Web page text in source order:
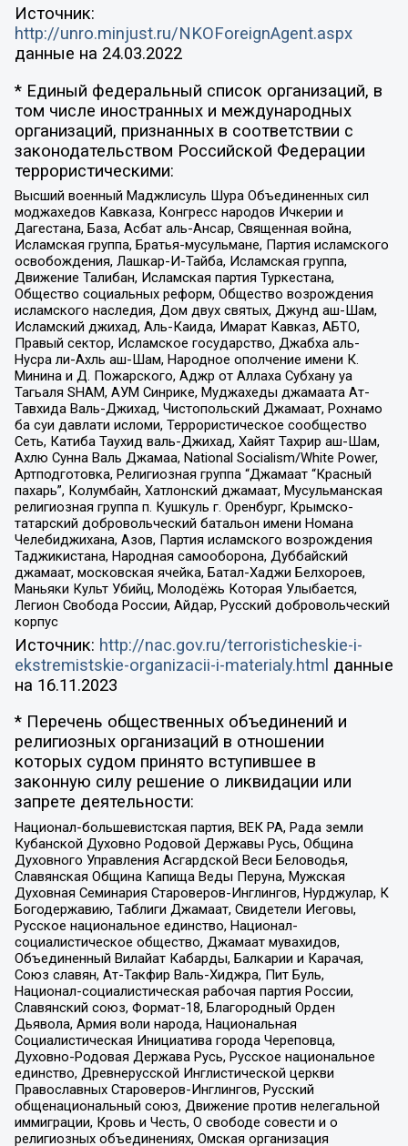
Источник:
http://unro.minjust.ru/NKOForeignAgent.aspx
данные на 24.03.2022
* Единый федеральный список организаций, в
том числе иностранных и международных
организаций, признанных в соответствии с
законодательством Российской Федерации
террористическими:
Высший военный Маджлисуль Шура Объединенных сил
моджахедов Кавказа, Конгресс народов Ичкерии и
Дагестана, База, Асбат аль-Ансар, Священная война,
Исламская группа, Братья-мусульмане, Партия исламского
освобождения, Лашкар-И-Тайба, Исламская группа,
Движение Талибан, Исламская партия Туркестана,
Общество социальных реформ, Общество возрождения
исламского наследия, Дом двух святых, Джунд аш-Шам,
Исламский джихад, Аль-Каида, Имарат Кавказ, АБТО,
Правый сектор, Исламское государство, Джабха аль-
Нусра ли-Ахль аш-Шам, Народное ополчение имени К.
Минина и Д. Пожарского, Аджр от Аллаха Субхану уа
Тагьаля SHAM, АУМ Синрике, Муджахеды джамаата Ат-
Тавхида Валь-Джихад, Чистопольский Джамаат, Рохнамо
ба суи давлати исломи, Террористическое сообщество
Сеть, Катиба Таухид валь-Джихад, Хайят Тахрир аш-Шам,
Ахлю Сунна Валь Джамаа, National Socialism/White Power,
Артподготовка, Религиозная группа “Джамаат “Красный
пахарь”, Колумбайн, Хатлонский джамаат, Мусульманская
религиозная группа п. Кушкуль г. Оренбург, Крымско-
татарский добровольческий батальон имени Номана
Челебиджихана, Азов, Партия исламского возрождения
Таджикистана, Народная самооборона, Дуббайский
джамаат, московская ячейка, Батал-Хаджи Белхороев,
Маньяки Культ Убийц, Молодёжь Которая Улыбается,
Легион Свобода России, Айдар, Русский добровольческий
корпус
Источник: http://nac.gov.ru/terroristicheskie-i-
ekstremistskie-organizacii-i-materialy.html данные
на 16.11.2023
* Перечень общественных объединений и
религиозных организаций в отношении
которых судом принято вступившее в
законную силу решение о ликвидации или
запрете деятельности:
Национал-большевистская партия, ВЕК РА, Рада земли
Кубанской Духовно Родовой Державы Русь, Община
Духовного Управления Асгардской Веси Беловодья,
Славянская Община Капища Веды Перуна, Мужская
Духовная Семинария Староверов-Инглингов, Нурджулар, К
Богодержавию, Таблиги Джамаат, Свидетели Иеговы,
Русское национальное единство, Национал-
социалистическое общество, Джамаат мувахидов,
Объединенный Вилайат Кабарды, Балкарии и Карачая,
Союз славян, Ат-Такфир Валь-Хиджра, Пит Буль,
Национал-социалистическая рабочая партия России,
Славянский союз, Формат-18, Благородный Орден
Дьявола, Армия воли народа, Национальная
Социалистическая Инициатива города Череповца,
Духовно-Родовая Держава Русь, Русское национальное
единство, Древнерусской Инглистической церкви
Православных Староверов-Инглингов, Русский
общенациональный союз, Движение против нелегальной
иммиграции, Кровь и Честь, О свободе совести и о
религиозных объединениях, Омская организация